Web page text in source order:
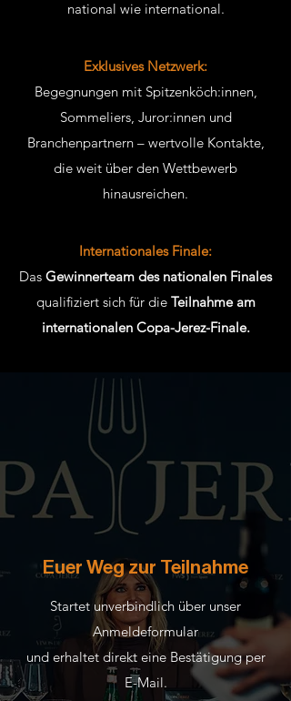
national wie international.
Exklusives Netzwerk:
Begegnungen mit Spitzenköch:innen,
Sommeliers, Juror:innen und
Branchenpartnern – wertvolle Kontakte,
die weit über den Wettbewerb
hinausreichen.
Internationales Finale:
Das Gewinnerteam des nationalen Finales
qualifiziert sich für die Teilnahme am
internationalen Copa-Jerez-Finale.
Euer Weg zur Teilnahme
Startet unverbindlich über unser
Anmeldeformular
und erhaltet direkt eine Bestätigung per
E-Mail.